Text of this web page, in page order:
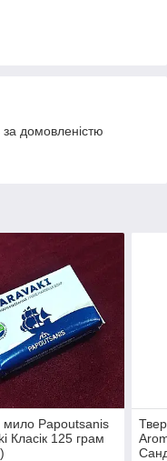
домовленістю
мило Papoutsanis
Класік 125 грам